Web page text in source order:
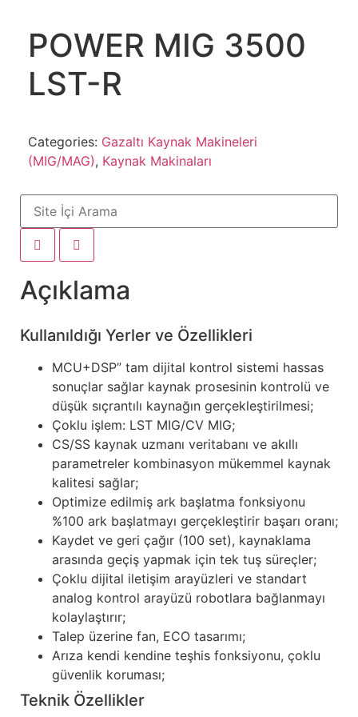
POWER MIG 3500
LST-R
Categories: Gazaltı Kaynak Makineleri
(MIG/MAG), Kaynak Makinaları
Açıklama
Kullanıldığı Yerler ve Özellikleri
MCU+DSP” tam dijital kontrol sistemi hassas
sonuçlar sağlar kaynak prosesinin kontrolü ve
düşük sıçrantılı kaynağın gerçekleştirilmesi;
Çoklu işlem: LST MIG/CV MIG;
CS/SS kaynak uzmanı veritabanı ve akıllı
parametreler kombinasyon mükemmel kaynak
kalitesi sağlar;
Optimize edilmiş ark başlatma fonksiyonu
%100 ark başlatmayı gerçekleştirir başarı oranı;
Kaydet ve geri çağır (100 set), kaynaklama
arasında geçiş yapmak için tek tuş süreçler;
Çoklu dijital iletişim arayüzleri ve standart
analog kontrol arayüzü robotlara bağlanmayı
kolaylaştırır;
Talep üzerine fan, ECO tasarımı;
Arıza kendi kendine teşhis fonksiyonu, çoklu
güvenlik koruması;
Teknik Özellikler